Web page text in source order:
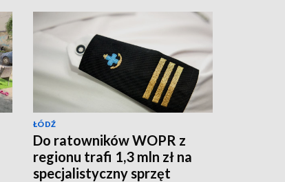
ŁÓDŹ
Do ratowników WOPR z
regionu trafi 1,3 mln zł na
specjalistyczny sprzęt